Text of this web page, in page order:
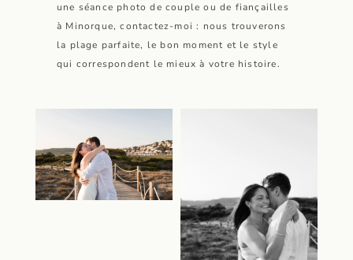
une séance photo de couple ou de fiançailles
à Minorque, contactez-moi : nous trouverons
la plage parfaite, le bon moment et le style
qui correspondent le mieux à votre histoire.